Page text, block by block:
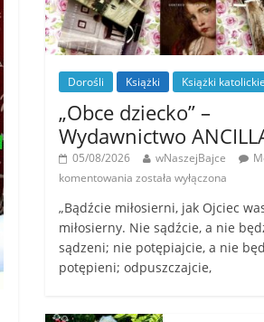
Dorośli Książki Książki katolickie
„Obce dziecko” –
Wydawnictwo
05/08/2026 wNaszejBajce
komentowania została wyłączona
„Bądźcie miłosierni, jak Ojciec
miłosierny. Nie sądźcie, a nie
sądzeni; nie potępiajcie, a nie
potępieni; odpuszczajcie,